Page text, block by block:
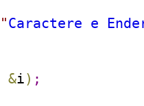
"Caractere e
&i) ;